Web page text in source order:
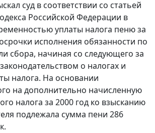
суд в соответствии со статьей
Российской Федерации в
уплаты налога пеню за
исполнения обязанности по
сбора, начиная со следующего за
о налогах и
налога. На основании
на дополнительно начисленную
налога за 2000 год ко взысканию
подлежала сумма пени 286